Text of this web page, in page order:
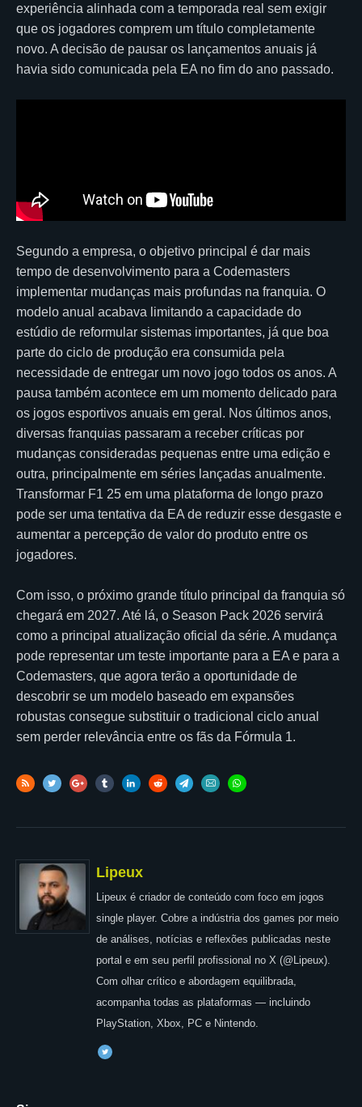
experiência alinhada com a temporada real sem exigir
que os jogadores comprem um título completamente
novo. A decisão de pausar os lançamentos anuais já
havia sido comunicada pela EA no fim do ano passado.
Segundo a empresa, o objetivo principal é dar mais
tempo de desenvolvimento para a Codemasters
implementar mudanças mais profundas na franquia. O
modelo anual acabava limitando a capacidade do
estúdio de reformular sistemas importantes, já que boa
parte do ciclo de produção era consumida pela
necessidade de entregar um novo jogo todos os anos. A
pausa também acontece em um momento delicado para
os jogos esportivos anuais em geral. Nos últimos anos,
diversas franquias passaram a receber críticas por
mudanças consideradas pequenas entre uma edição e
outra, principalmente em séries lançadas anualmente.
Transformar F1 25 em uma plataforma de longo prazo
pode ser uma tentativa da EA de reduzir esse desgaste e
aumentar a percepção de valor do produto entre os
jogadores.
Com isso, o próximo grande título principal da franquia só
chegará em 2027. Até lá, o Season Pack 2026 servirá
como a principal atualização oficial da série. A mudança
pode representar um teste importante para a EA e para a
Codemasters, que agora terão a oportunidade de
descobrir se um modelo baseado em expansões
robustas consegue substituir o tradicional ciclo anual
sem perder relevância entre os fãs da Fórmula 1.
Lipeux
Lipeux é criador de conteúdo com foco em jogos
single player. Cobre a indústria dos games por meio
de análises, notícias e reflexões publicadas neste
portal e em seu perfil profissional no X (@Lipeux).
Com olhar crítico e abordagem equilibrada,
acompanha todas as plataformas — incluindo
PlayStation, Xbox, PC e Nintendo.